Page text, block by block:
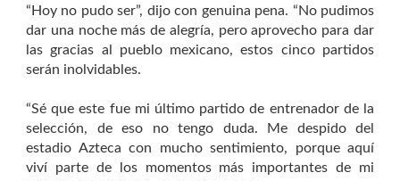
“Hoy no pudo ser”, dijo con genuina pena. “No pudimos
dar una noche más de alegría, pero aprovecho para dar
las gracias al pueblo mexicano, estos cinco partidos
serán inolvidables.
“Sé que este fue mi último partido de entrenador de la
selección, de eso no tengo duda. Me despido del
estadio Azteca con mucho sentimiento, porque aquí
viví parte de los momentos más importantes de mi